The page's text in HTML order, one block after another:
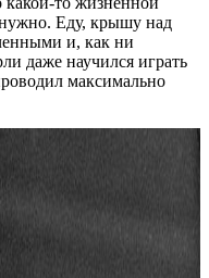
нужно. Еду, крышу над
и, как ни
даже научился играть
максимально